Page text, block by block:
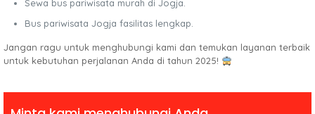
Sewa bus pariwisata murah di Jogja.
Bus pariwisata Jogja fasilitas lengkap.
Jangan ragu untuk menghubungi kami dan temukan layanan terbaik
untuk kebutuhan perjalanan Anda di tahun 2025!